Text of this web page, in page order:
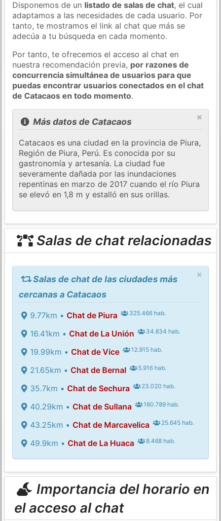
Disponemos de un listado de salas de chat, el cual
adaptamos a las necesidades de cada usuario. Por
tanto, te mostramos el link al chat que más se
adecúa a tu búsqueda en cada momento.
Por tanto, te ofrecemos el acceso al chat en
nuestra recomendación previa, por razones de
concurrencia simultánea de usuarios para que
puedas encontrar usuarios conectados en el chat
de Catacaos en todo momento.
×
Más datos de Catacaos
Catacaos es una ciudad en la provincia de Piura,
Región de Piura, Perú. Es conocida por su
gastronomía y artesanía. La ciudad fue
severamente dañada por las inundaciones
repentinas en marzo de 2017 cuando el río Piura
se elevó en 1,8 m y estalló en sus orillas.
Salas de chat relacionadas
×
Salas de chat de las ciudades más
cercanas a Catacaos
9.77km • Chat de Piura 325.466 hab.
16.41km • Chat de La Unión 34.834 hab.
19.99km • Chat de Vice 12.915 hab.
21.65km • Chat de Bernal 5.916 hab.
35.7km • Chat de Sechura 23.020 hab.
40.29km • Chat de Sullana 160.789 hab.
43.25km • Chat de Marcavelica 25.645 hab.
49.9km • Chat de La Huaca 8.468 hab.
Importancia del horario en
el acceso al chat